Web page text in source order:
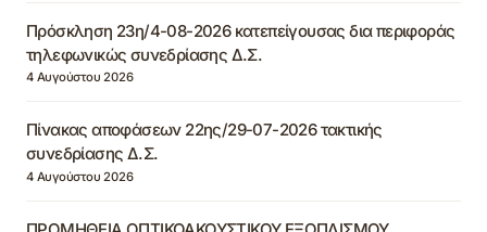
Πρόσκληση 23η/4-08-2026 κατεπείγουσας δια περιφοράς
τηλεφωνικώς συνεδρίασης Δ.Σ.
4 Αυγούστου 2026
Πίνακας αποφάσεων 22ης/29-07-2026 τακτικής
συνεδρίασης Δ.Σ.
4 Αυγούστου 2026